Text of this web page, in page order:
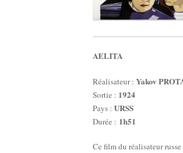
AELITA
Réalisateur : Yakov
Sortie : 1924
Pays : URSS
Durée : 1h51
Ce film du réalisateur